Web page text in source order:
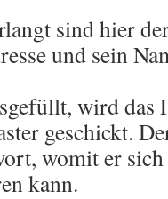
sind hier
und sein
wird das
geschickt.
womit er
kann.